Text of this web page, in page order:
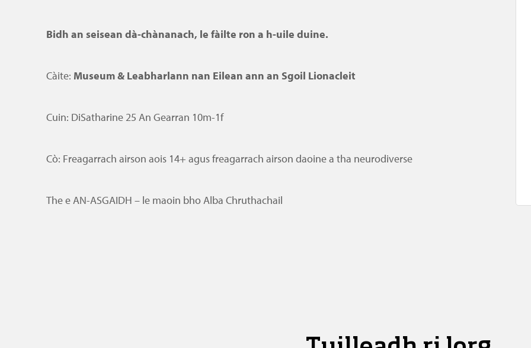
Bidh an seisean dà-chànanach, le fàilte ron a h-uile duine.
Càite: Museum & Leabharlann nan Eilean ann an Sgoil Lionacleit
Cuin: DiSatharine 25 An Gearran 10m-1f
Cò: Freagarrach airson aois 14+ agus freagarrach airson daoine a tha neurodiverse
The e AN-ASGAIDH – le maoin bho Alba Chruthachail